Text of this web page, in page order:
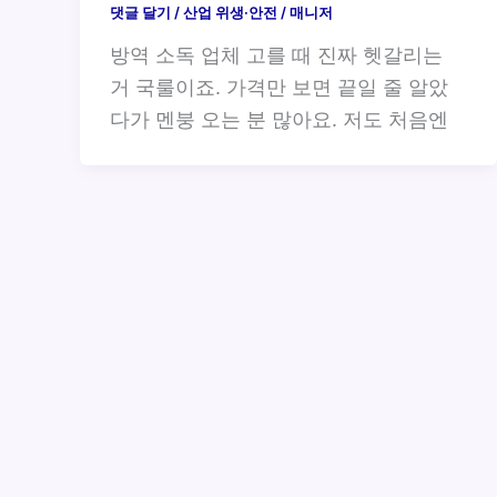
댓글 달기 /산업 위생·안전 /매니저
방역 소독 업체 고를 때 진짜 헷갈리는
거 국룰이죠. 가격만 보면 끝일 줄 알았
다가 멘붕 오는 분 많아요. 저도 처음엔